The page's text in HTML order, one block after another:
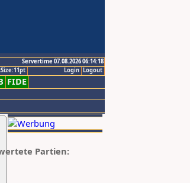
Servertime 07.08.2026 06:14:18
Logout
Login
FIDE
Partien: